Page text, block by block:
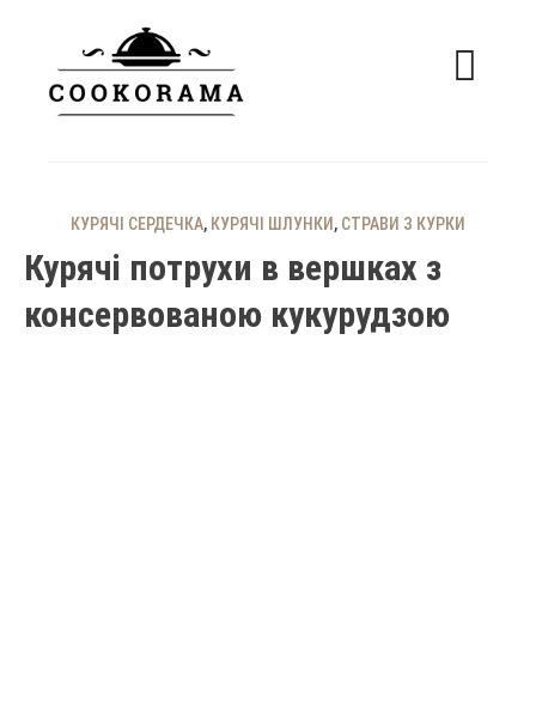
content
КУРЯЧІ СЕРДЕЧКА, КУРЯЧІ ШЛУНКИ , СТРАВИ З КУРКИ
Курячі потрухи в вершках з
консервованою кукурудзою